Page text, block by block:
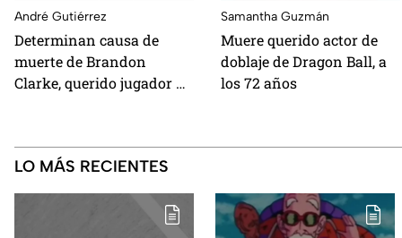
André Gutiérrez
Determinan causa de
muerte de Brandon
Clarke, querido jugador de
Samantha Guzmán
Muere querido actor de
doblaje de Dragon Ball, a
los 72 años
LO MÁS RECIENTES